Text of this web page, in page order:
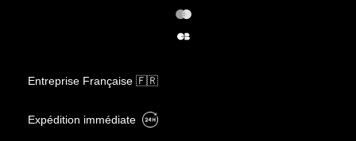
Expédition immédiate
Entreprise Française 🇫🇷